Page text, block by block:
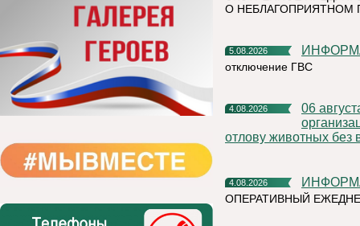
О НЕБЛАГОПРИЯТНОМ
5.08.2026
отключение ГВС
4.08.2026
06 августа 2026 года на территории Княжпогостского района,
отлову животных без
4.08.2026
ОПЕРАТИВНЫЙ